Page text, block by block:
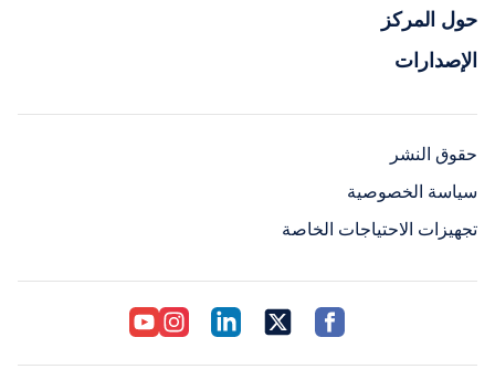
حول المركز
الإصدارات
حقوق النشر
سياسة الخصوصية
تجهيزات الاحتياجات الخاصة